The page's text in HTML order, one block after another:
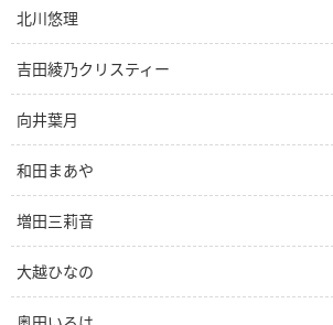
北川悠理
吉田綾乃クリスティー
向井葉月
和田まあや
増田三莉音
大越ひなの